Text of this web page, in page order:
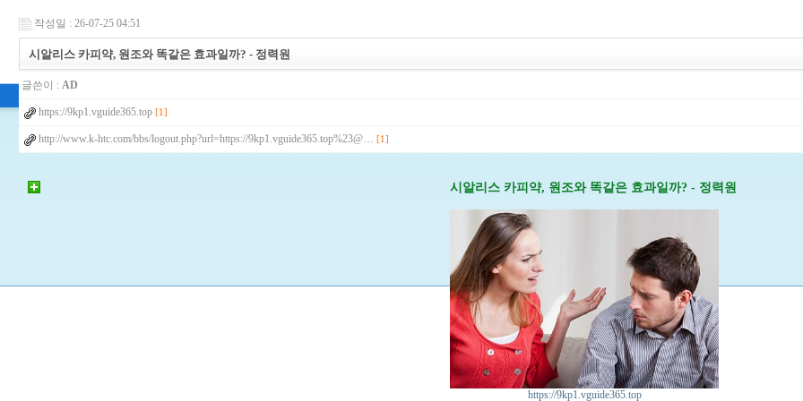
작성일 : 26-07-25 04:51
시알리스 카피약, 원조와 똑같은 효과일까? - 정력원
글쓴이 : AD
https://9kp1.vguide365.top [1]
http://www.k-htc.com/bbs/logout.php?url=https://9kp1.vguide365.top%23@… [1]
시알리스 카피약, 원조와 똑같은 효과일까? - 정력원
https://9kp1.vguide365.top